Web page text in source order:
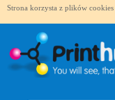
Strona korzysta z plików